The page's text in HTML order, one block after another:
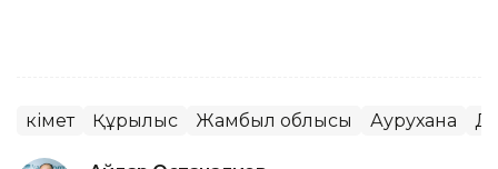
Үкімет Құрылыс Жамбыл облысы Аурухана